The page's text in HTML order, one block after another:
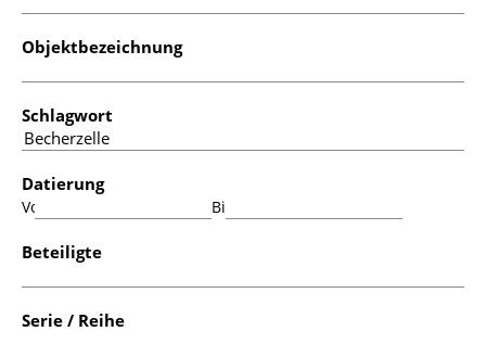
Objektbezeichnung
Schlagwort
Datierung
Von: Bis:
Beteiligte
Serie / Reihe